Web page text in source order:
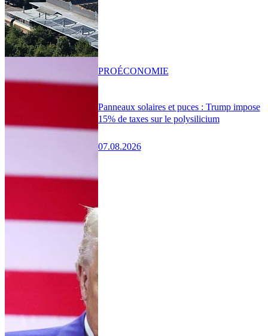
Panneaux solaires et puces : Trump impose
15% de taxes sur le polysilicium
07.08.2026
PROÉCONOMIE